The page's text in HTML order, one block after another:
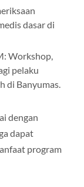
dasar di
Workshop,
pelaku
di Banyumas.
dengan
dapat
program